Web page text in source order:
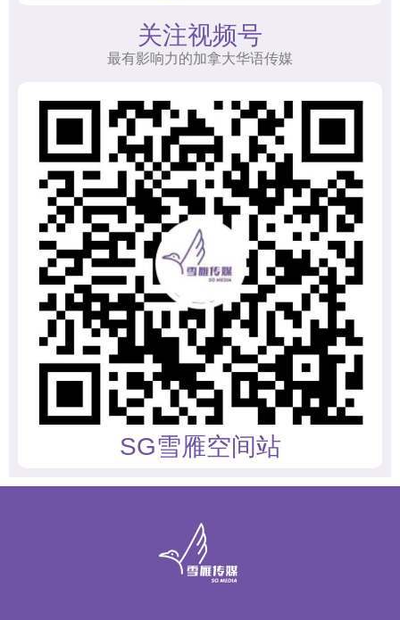
关注视频号
最有影响力的加拿大华语传媒
SG雪雁空间站